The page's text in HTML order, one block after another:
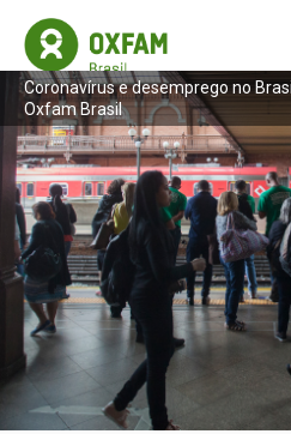
Coronavírus e desemprego no
Oxfam Brasil